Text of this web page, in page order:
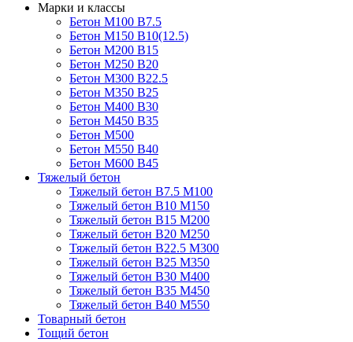
Марки и классы
Бетон М100 В7.5
Бетон М150 В10(12.5)
Бетон М200 В15
Бетон М250 В20
Бетон М300 В22.5
Бетон М350 В25
Бетон М400 В30
Бетон М450 В35
Бетон М500
Бетон М550 В40
Бетон М600 В45
Тяжелый бетон
Тяжелый бетон В7.5 М100
Тяжелый бетон В10 М150
Тяжелый бетон В15 М200
Тяжелый бетон В20 М250
Тяжелый бетон В22.5 М300
Тяжелый бетон В25 М350
Тяжелый бетон В30 М400
Тяжелый бетон В35 М450
Тяжелый бетон В40 М550
Товарный бетон
Тощий бетон